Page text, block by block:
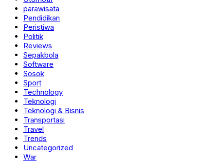
parawisata
Pendidikan
Peristiwa
Politik
Reviews
Sepakbola
Software
Sosok
Sport
Technology
Teknologi
Teknologi & Bisnis
Transportasi
Travel
Trends
Uncategorized
War